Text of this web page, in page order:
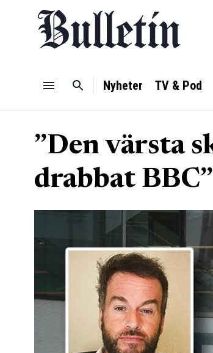
Nyheter TV & Pod
”Den värsta
drabbat BBC”